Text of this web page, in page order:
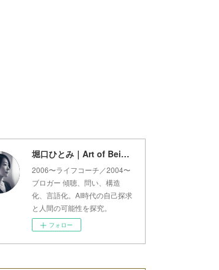
堀口ひとみ｜Art of Being Lab
2006〜ライフコーチ／2004〜
ブロガー 傾聴、問い、構造
化、言語化。AI時代の自己探求
と人間の可能性を探究。
フォロー